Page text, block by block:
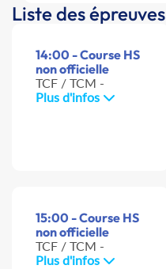
Liste des épreuves
14:00 - Course HS
non officielle
TCF / TCM -
Plus d'infos
15:00 - Course HS
non officielle
TCF / TCM -
Plus d'infos